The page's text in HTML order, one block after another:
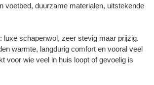
voetbed, duurzame materialen, uitstekende
luxe schapenwol, zeer stevig maar prijzig.
warmte, langdurig comfort en vooral veel
voor wie veel in huis loopt of gevoelig is